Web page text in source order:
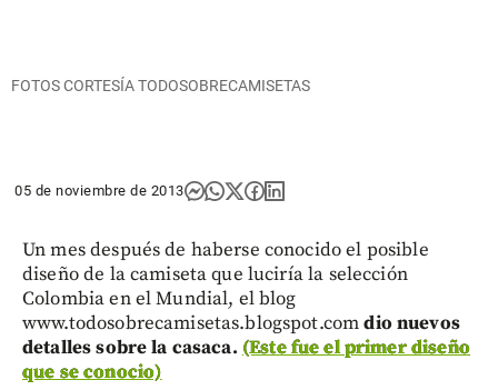
FOTOS CORTESÍA TODOSOBRECAMISETAS
05 de noviembre de 2013
Un mes después de haberse conocido el posible
diseño de la camiseta que luciría la selección
Colombia en el Mundial, el blog
www.todosobrecamisetas.blogspot.comdio nuevos
detalles sobre la casaca. (Este fue el primer diseño
que se conocio)